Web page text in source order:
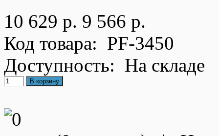
10 629 р. 9 566 р.
Код товара: PF-3450
Доступность: На складе